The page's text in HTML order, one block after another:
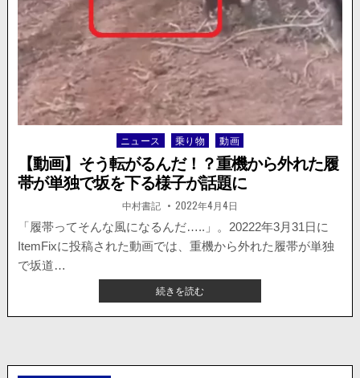
Posted
in
ニュース 乗り物 動画
【動画】そう転がるんだ！？重機から外れた履
帯が単独で坂を下る様子が話題に
著
者:
中村書記 掲
載
日：
2022年4月4日
「履帯ってそんな風になるんだ…..」。20222年3月31日に
ItemFixに投稿された動画では、重機から外れた履帯が単独
で坂道…
続きを読む【動
画】
そ
が